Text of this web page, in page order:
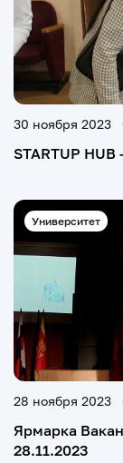
30 ноября 2023
STARTUP
Университет
28 ноября 2023
Ярмарка
28.11.2023